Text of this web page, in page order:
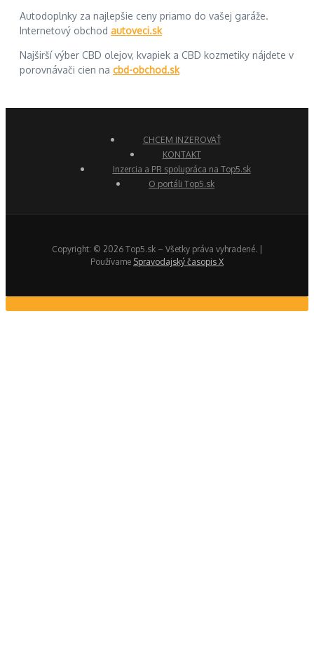
Autodoplnky za najlepšie ceny priamo do vašej garáže.
Internetový obchod autoveci.sk
Najširší výber CBD olejov, kvapiek a CBD kozmetiky nájdete v
porovnávači cien na cbd-obchod.sk
CHCEM INZEROVAŤ
KONTAKT
Inzercia a PR spolupráca na Top5.sk
O portáli Top5.sk
Copyright: © 2026 Top5.sk – Všetky práva vyhradené. |
Používame Spravodajský časopis X